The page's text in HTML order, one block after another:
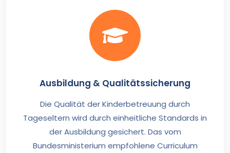
Ausbildung & Qualitätssicherung
Die Qualität der Kinderbetreuung durch
Tageseltern wird durch einheitliche Standards in
der Ausbildung gesichert. Das vom
Bundesministerium empfohlene Curriculum